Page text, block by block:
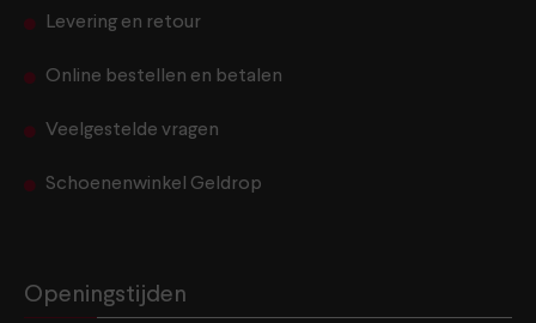
Levering en retour
Online bestellen en betalen
Veelgestelde vragen
Schoenenwinkel Geldrop
Openingstijden